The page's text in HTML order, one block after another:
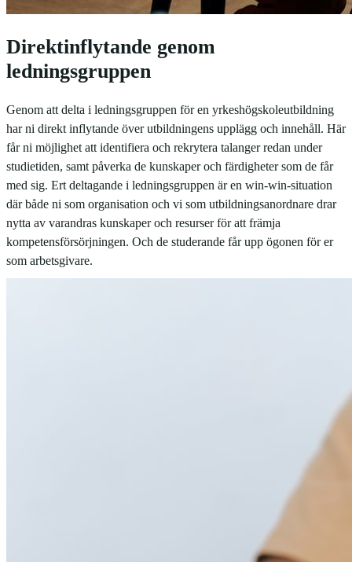
Direktinflytande genom
ledningsgruppen
Genom att delta i ledningsgruppen för en yrkeshögskoleutbildning
har ni direkt inflytande över utbildningens upplägg och innehåll. Här
får ni möjlighet att identifiera och rekrytera talanger redan under
studietiden, samt påverka de kunskaper och färdigheter som de får
med sig. Ert deltagande i ledningsgruppen är en win-win-situation
där både ni som organisation och vi som utbildningsanordnare drar
nytta av varandras kunskaper och resurser för att främja
kompetensförsörjningen. Och de studerande får upp ögonen för er
som arbetsgivare.